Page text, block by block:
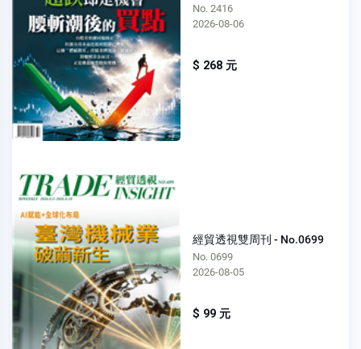
No. 2416
2026-08-06
$ 268 元
經貿透視雙周刊 - No.0699
No. 0699
2026-08-05
$ 99 元